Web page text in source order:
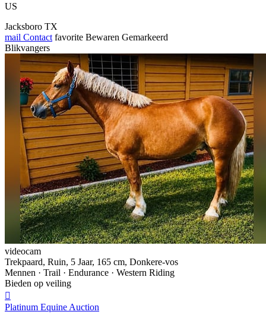
US
Jacksboro TX
mail Contact favorite Bewaren Gemarkeerd
Blikvangers
videocam
Trekpaard, Ruin, 5 Jaar, 165 cm, Donkere-vos
Mennen · Trail · Endurance · Western Riding
Bieden op veiling

Platinum Equine Auction